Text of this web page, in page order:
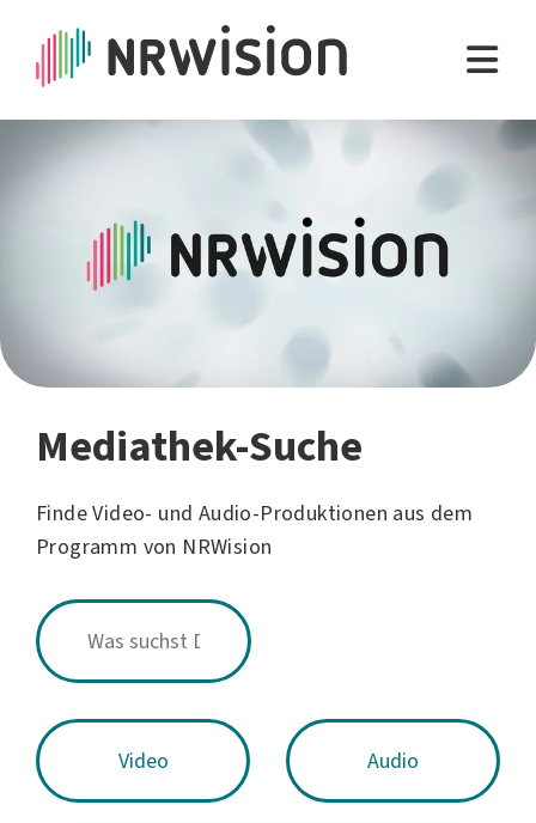
Mediathek-Suche
Finde Video- und Audio-Produktionen aus dem
Programm von NRWision
Video Audio